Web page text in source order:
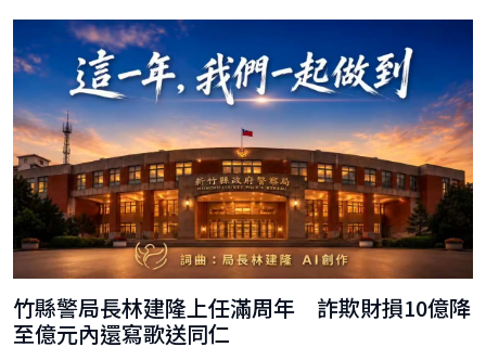
竹縣警局長林建隆上任滿周年 詐欺財損10億降
至億元內還寫歌送同仁